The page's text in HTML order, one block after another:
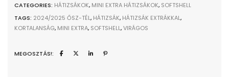
CATEGORIES: HÁTIZSÁKOK, MINI EXTRA HÁTIZSÁKOK, SOFTSHELL
TAGS: 2024/2025 ŐSZ-TÉL, HÁTIZSÁK, HÁTIZSÁK EXTRÁKKAL,
KORTALANSÁG, MINI EXTRA, SOFTSHELL,VIRÁGOS
MEGOSZTÁS!: